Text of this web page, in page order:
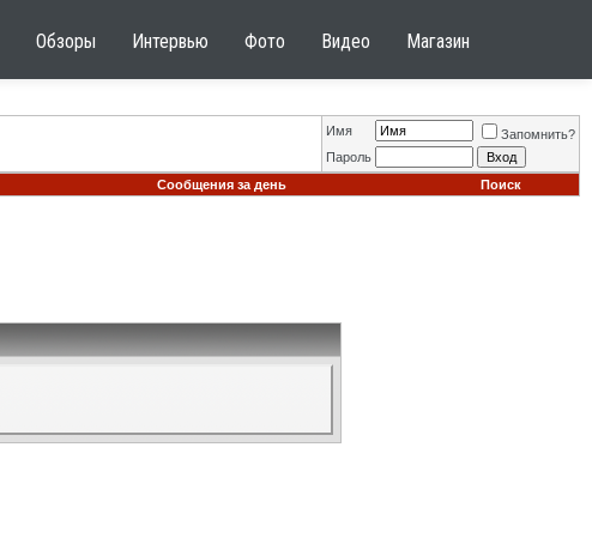
Обзоры Интервью Фото Видео Магазин
Имя
Запомнить?
Пароль
Сообщения за день Поиск